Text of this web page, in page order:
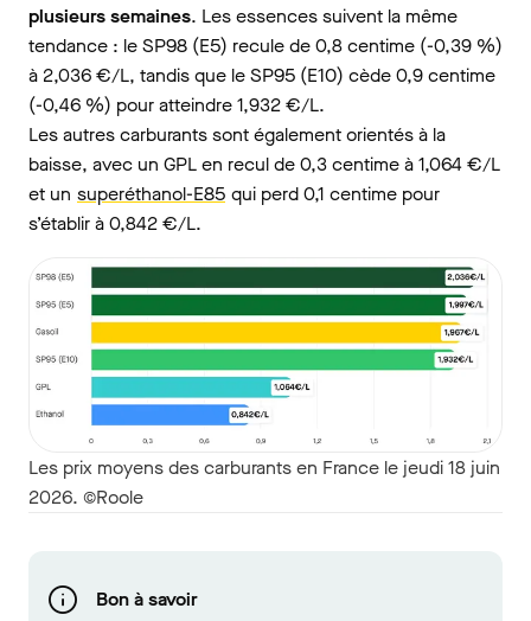
plusieurs semaines. Les essences suivent la même
tendance : le SP98 (E5) recule de 0,8 centime (-0,39 %)
à 2,036 €/L, tandis que le SP95 (E10) cède 0,9 centime
(-0,46 %) pour atteindre 1,932 €/L.
Les autres carburants sont également orientés à la
baisse, avec un GPL en recul de 0,3 centime à 1,064 €/L
et un superéthanol-E85 qui perd 0,1 centime pour
s’établir à 0,842 €/L.
Les prix moyens des carburants en France le jeudi 18 juin
2026. ©Roole
Bon à savoir